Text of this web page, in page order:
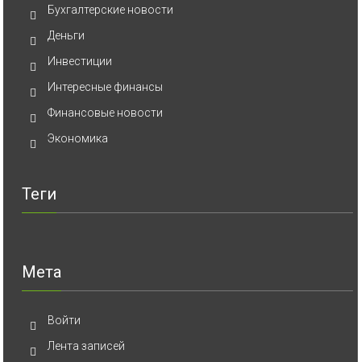
Бухгалтерские новости
Деньги
Инвестиции
Интересные финансы
Финансовые новости
Экономика
Теги
Мета
Войти
Лента записей